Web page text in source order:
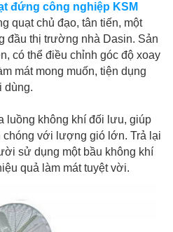
đứng công nghiệp KSM
quạt chủ đạo, tân tiến, một
đầu thị trường nhà Dasin. Sản
có thể điều chỉnh góc độ xoay
mát mong muốn, tiện dụng
dùng.
luồng không khí đối lưu, giúp
chóng với lượng gió lớn. Trả lại
sử dụng một bầu không khí
quả làm mát tuyệt vời.